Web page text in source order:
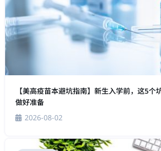
【美高疫苗本避坑指南】新生入学前，这5个
做好准备
2026-08-02